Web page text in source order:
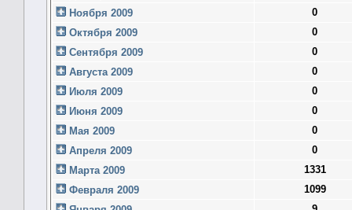
Ноября 2009
0
Октября 2009
0
Сентября 2009
0
Августа 2009
0
Июля 2009
0
Июня 2009
0
Мая 2009
0
Апреля 2009
0
Марта 2009
1331
Февраля 2009
1099